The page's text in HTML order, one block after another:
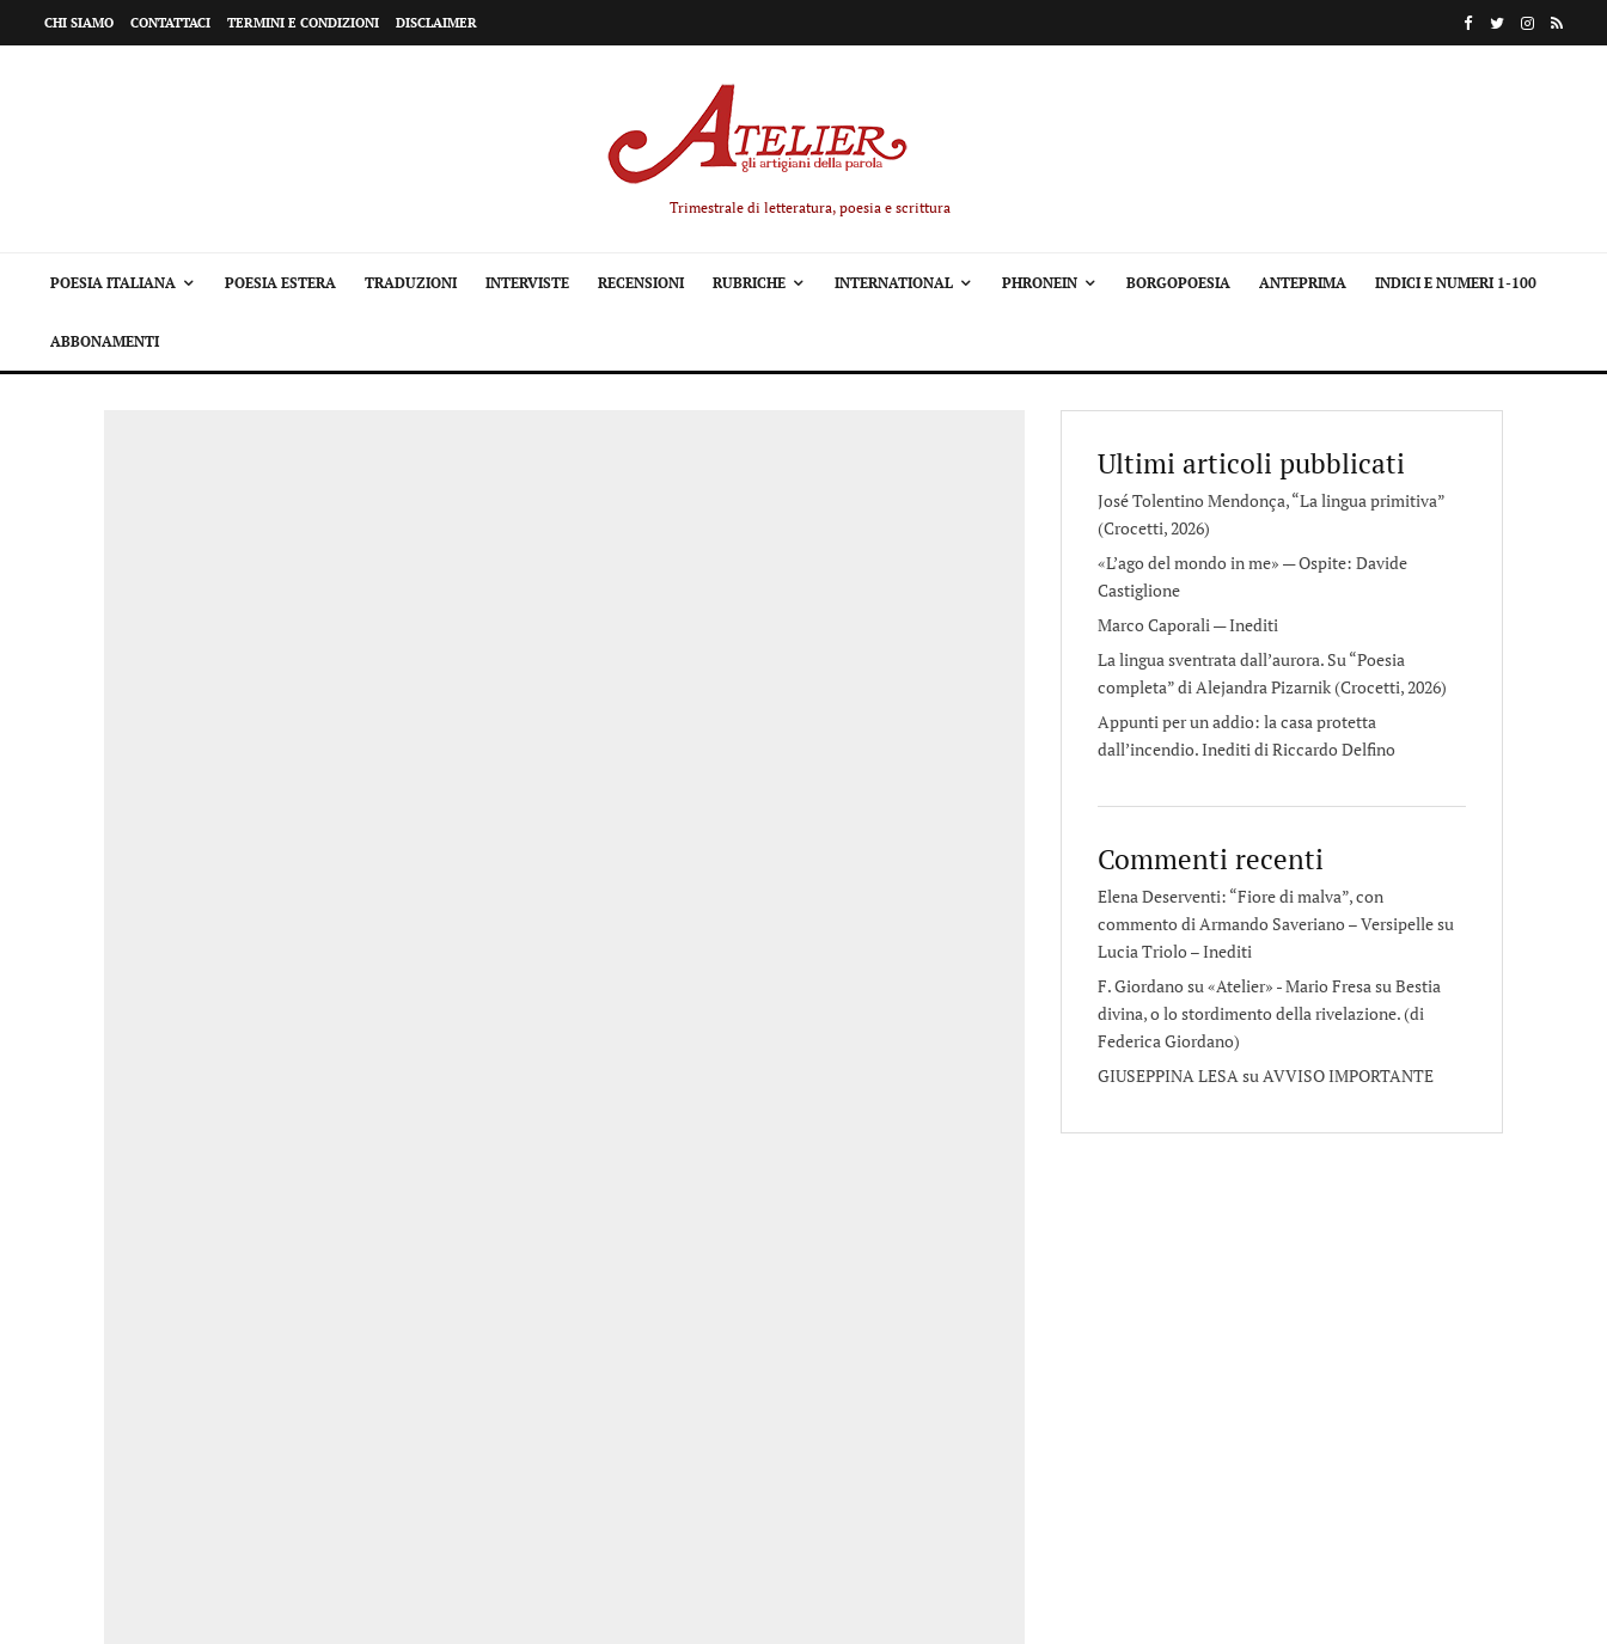
CHI SIAMO CONTATTACI TERMINI E CONDIZIONI DISCLAIMER
Trimestrale di letteratura, poesia e scrittura
POESIA ITALIANA POESIA ESTERA TRADUZIONI INTERVISTE RECENSIONI RUBRICHE INTERNATIONAL PHRONEIN BORGOPOESIA ANTEPRIMA INDICI E NUMERI 1-100
ABBONAMENTI
Ultimi articoli pubblicati
José Tolentino Mendonça, “La lingua primitiva”
(Crocetti, 2026)
«L’ago del mondo in me» — Ospite: Davide
Castiglione
Marco Caporali — Inediti
La lingua sventrata dall’aurora. Su “Poesia
completa” di Alejandra Pizarnik (Crocetti, 2026)
Appunti per un addio: la casa protetta
dall’incendio. Inediti di Riccardo Delfino
Commenti recenti
Elena Deserventi: “Fiore di malva”, con
commento di Armando Saveriano – Versipellesu
Lucia Triolo – Inediti
F. Giordano su «Atelier» - Mario FresasuBestia
divina, o lo stordimento della rivelazione. (di
Federica Giordano)
GIUSEPPINA LESAsuAVVISO IMPORTANTE